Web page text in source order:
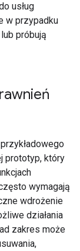
usług
w przypadku
próbują
prototyp, który
wymagają
wdrożenie
działania
zakres może